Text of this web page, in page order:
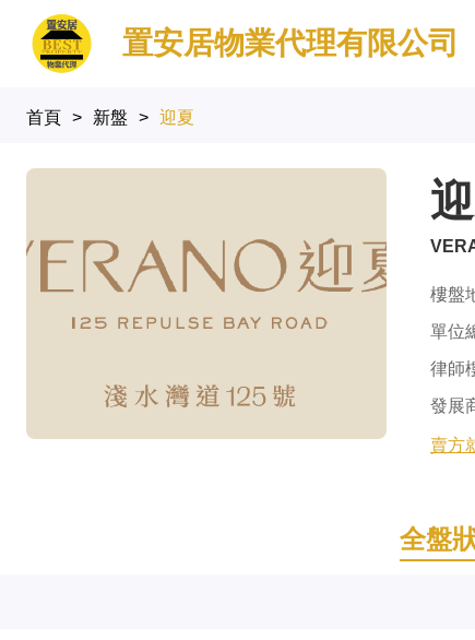
置安居物業代理有限公司
首頁 > 新盤 > 迎夏
樓盤
單位
律師
發展
賣方
全盤